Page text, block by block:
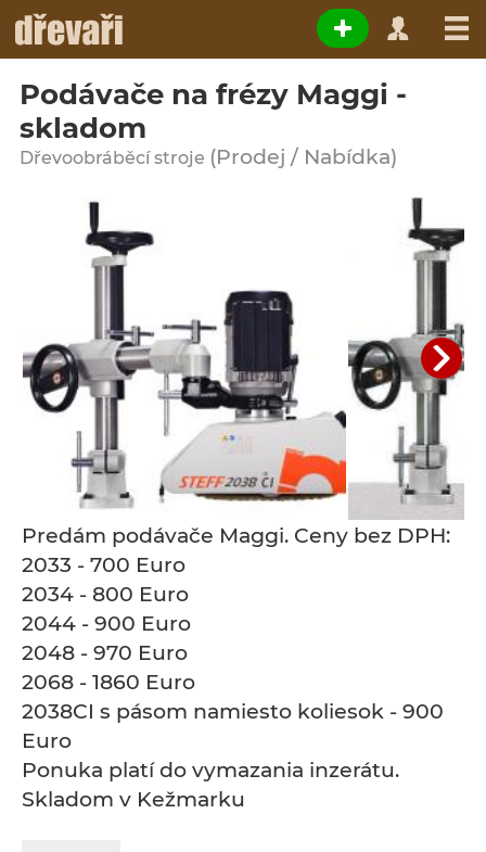
Podávače na frézy Maggi -
skladom
Dřevoobráběcí stroje (Prodej / Nabídka)
Predám podávače Maggi. Ceny bez DPH:
2033 - 700 Euro
2034 - 800 Euro
2044 - 900 Euro
2048 - 970 Euro
2068 - 1860 Euro
2038CI s pásom namiesto koliesok - 900
Euro
Ponuka platí do vymazania inzerátu.
Skladom v Kežmarku